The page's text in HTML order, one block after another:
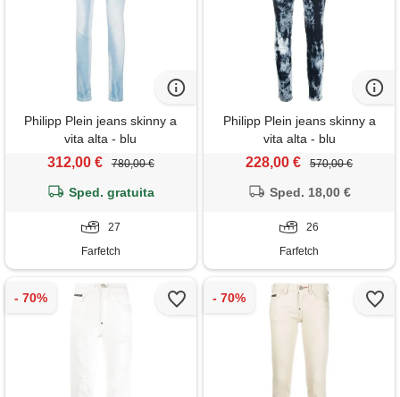
Philipp Plein jeans skinny a
vita alta - blu
312,00 € 780,00 €
Sped. gratuita
27
Farfetch
Philipp Plein jeans skinny a
vita alta - blu
228,00 € 570,00 €
Sped. 18,00 €
26
Farfetch